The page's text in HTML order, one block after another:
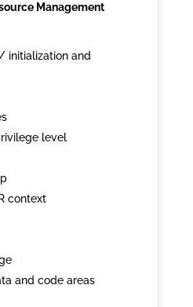
Management
initialization and
level
context
and code areas